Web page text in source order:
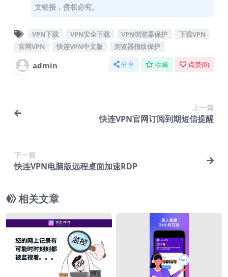
文链接，侵权必究。
VPN下载 VPN安全下载 VPN浏览器保护
下载VPN
官网VPN
快连VPN中文版 浏览器指纹保护
admin 分享 收藏 点赞(0)
上一篇
快连VPN官网订阅到期短信提醒
下一篇
快连VPN电脑版远程桌面加速RDP
相关文章